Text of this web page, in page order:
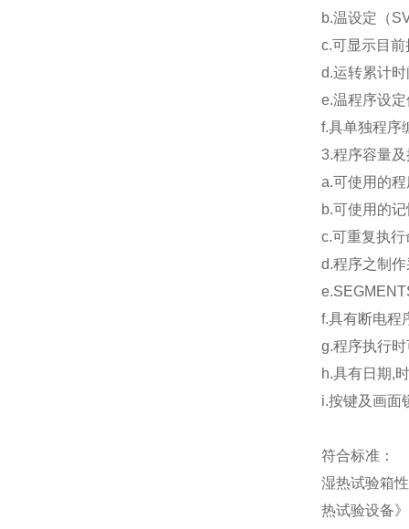
b.温设定（
c.可显示目
d.运转累计
e.温程序设
f.具单独程序
3.程序容量
a.可使用的
b.可使用的
c.可重复执
d.程序之制
f.具有断电程
g.程序执行
h.具有日期,
i.按键及画面
符合标准：
湿热试验箱
热试验设备